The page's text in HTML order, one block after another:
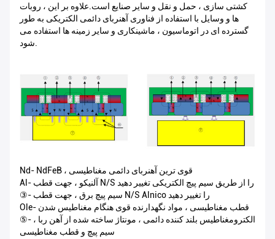
کشتی سازی ، حمل و نقل و سایر صنایع است.علاوه بر این ، روبات
ها و وسایل با استفاده از فناوری آهنربای دائمی الکتریکی به طور
گسترده ای در اتوماسیون ، ماشینکاری و سایر زمینه ها استفاده می
شود.
Nd- NdFeB ، قوی ترین آهنربای دائمی مغناطیسی
Al- آلنیکو ، جهت قطب N/S را از طریق سیم پیچ الکتریکی تغییر دهید
③- سیم پیچ برق ، جهت قطب N/S Alnico را تغییر دهید
Ole- قطب مغناطیسی ، مواد نگهدارنده قوی هنگام مغناطیس شدن
⑤- الکترومغناطیس بلند کننده دائمی ، مونتاژ ساخته شده از آهن ربا ،
سیم پیچ و قطب مغناطیسی